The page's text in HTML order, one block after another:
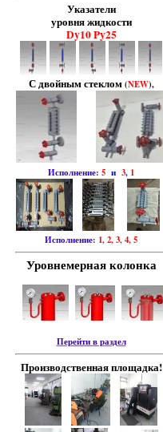
Указатели
уровня жидкости
Dy10 Py25
С двойным стеклом(NEW),
Исполнение: 5 и 3,1
Исполнение: 1, 2, 3, 4, 5
Уровнемерная колонка
Перейти в раздел
Производственная площадка!